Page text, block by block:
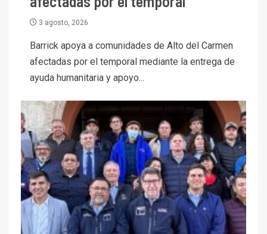
3 agosto, 2026
Barrick apoya a comunidades de Alto del Carmen
afectadas por el temporal mediante la entrega de
ayuda humanitaria y apoyo...